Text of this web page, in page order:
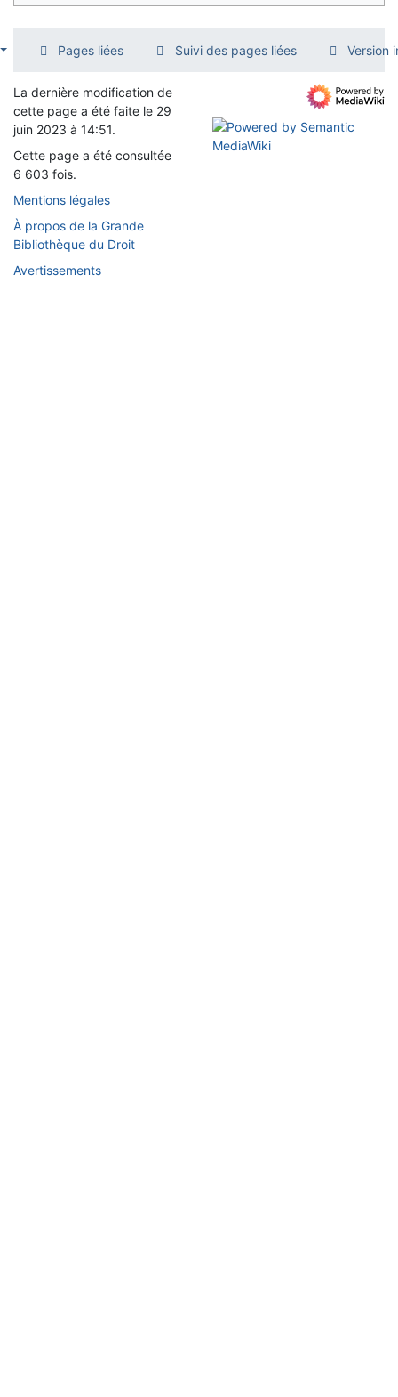
Pages liées Suivi des pages liées Version
La dernière modification de
cette page a été faite le 29
juin 2023 à 14:51.
Cette page a été consultée
6 603 fois.
Mentions légales
À propos de la Grande
Bibliothèque du Droit
Avertissements